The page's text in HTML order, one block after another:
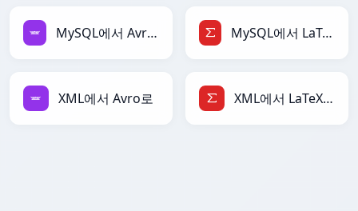
MySQL에서 Avro로 MySQL에서 LaTeX로
XML에서 Avro로 XML에서 LaTeX로